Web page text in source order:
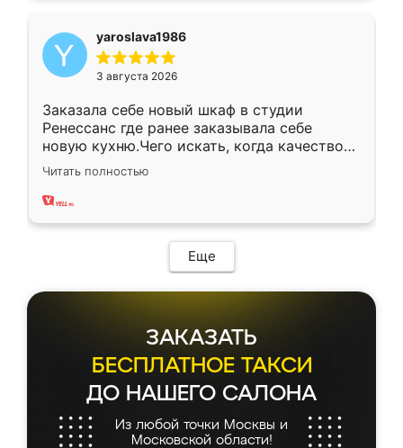
yaroslava1986
3 августа 2026
Заказала себе новый шкаф в студии
Ренессанс где ранее заказывала себе
новую кухню.Чего искать, когда качеством
вполне довольна. Служит кухня уже почти
два года, нареканий нет.
Читать полностью
Еще
ЗАКАЗАТЬ
БЕСПЛАТНОЕ ТАКСИ
ДО НАШЕГО САЛОНА
Из любой точки Москвы и
Московской области!